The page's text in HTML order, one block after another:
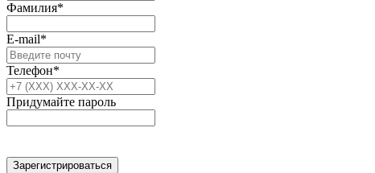
Фамилия*
E-mail*
Телефон*
Придумайте пароль
Зарегистрироваться